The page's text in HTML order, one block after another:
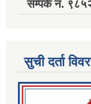
सम्पर्क नं.
सुची दर्ता